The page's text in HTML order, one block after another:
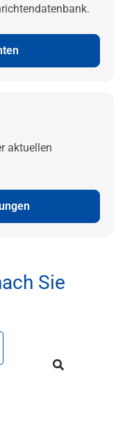
aktuellen
Sie